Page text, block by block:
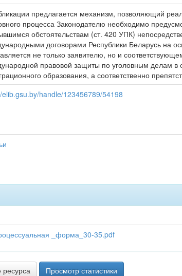
предлагается механизм, позволяющий
процесса Законодателю необходимо
обстоятельствам (ст. 420 УПК)
договорами Республики Беларусь на
не только заявителю, но и
правовой защиты по уголовным делам в
образования, а соответственно
elib.gsu.by/handle/123456789/54198
_форма_30-35.pdf
ресурса Просмотр статистики